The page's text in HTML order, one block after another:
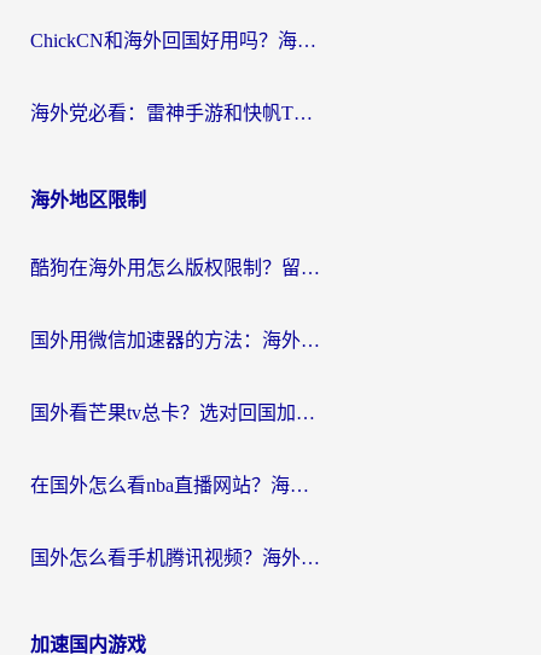
ChickCN和海外回国好用吗？海外党2026亲测：从手游到影音，选对加速器的3个关键
海外党必看：雷神手游和快帆TV版好用吗？3步选对回国加速器不踩坑
海外地区限制
酷狗在海外用怎么版权限制？留学生亲测：3步解决听国内音乐难题
国外用微信加速器的方法：海外党无缝连接国内生活的实用指南
国外看芒果tv总卡？选对回国加速器，轻松追《浪姐》不费劲
在国外怎么看nba直播网站？海外党专属体育观赛指南，告别地区限制！
国外怎么看手机腾讯视频？海外党亲测有效的追剧加速器选择指南
加速国内游戏